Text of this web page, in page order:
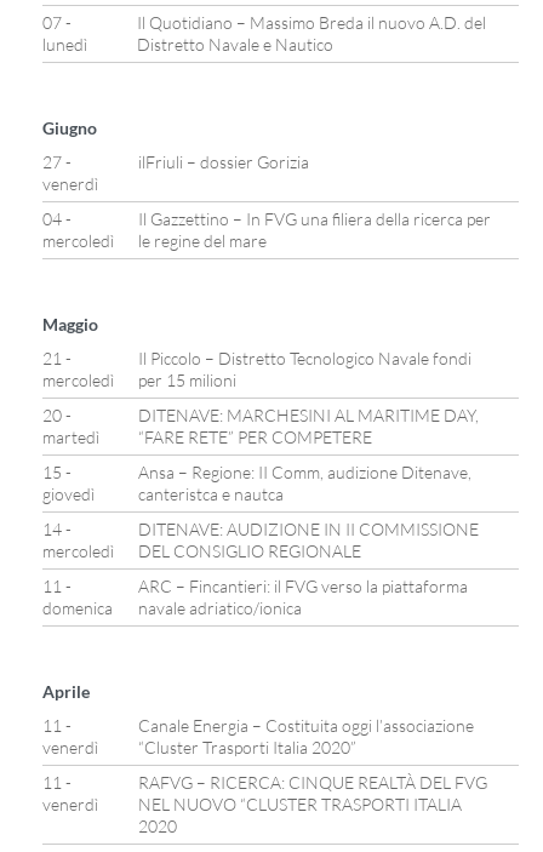
07 -
lunedì
Il Quotidiano – Massimo Breda il nuovo A.D. del
Distretto Navale e Nautico
Giugno
27 -
venerdì
ilFriuli – dossier Gorizia
04 -
mercoledì
Il Gazzettino – In FVG una filiera della ricerca per
le regine del mare
Maggio
21 -
mercoledì
Il Piccolo – Distretto Tecnologico Navale fondi
per 15 milioni
20 -
martedì
DITENAVE: MARCHESINI AL MARITIME DAY,
“FARE RETE” PER COMPETERE
15 -
giovedì
Ansa – Regione: II Comm, audizione Ditenave,
canteristca e nautca
14 -
mercoledì
DITENAVE: AUDIZIONE IN II COMMISSIONE
DEL CONSIGLIO REGIONALE
11 -
domenica
ARC – Fincantieri: il FVG verso la piattaforma
navale adriatico/ionica
Aprile
11 -
venerdì
Canale Energia – Costituita oggi l’associazione
“Cluster Trasporti Italia 2020”
11 -
venerdì
RAFVG – RICERCA: CINQUE REALTÀ DEL FVG
NEL NUOVO “CLUSTER TRASPORTI ITALIA
2020